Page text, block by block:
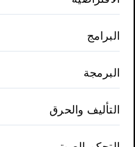
البرامج
البرمجة
التأليف والحرق